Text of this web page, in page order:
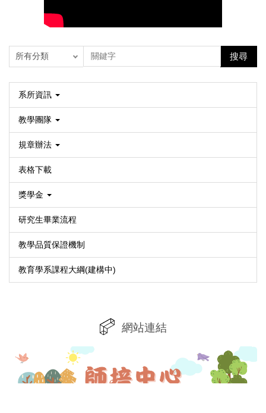
搜尋
系所資訊
教學團隊
規章辦法
表格下載
獎學金
研究生畢業流程
教學品質保證機制
教育學系課程大綱(建構中)
網站連結